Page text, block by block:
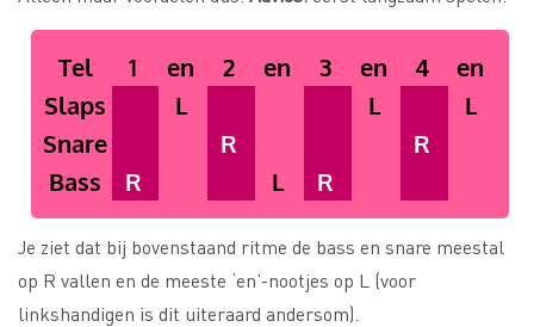
Tel 1 en 2 en 3 en 4
en
Slaps
L L
L
Snare
R
R
Bass
R L R
Je ziet dat bij bovenstaand ritme de bass en snare meestal
op R vallen en de meeste ‘en’-nootjes op L (voor
linkshandigen is dit uiteraard andersom).